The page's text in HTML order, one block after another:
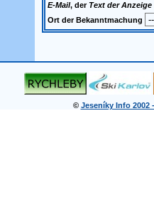
E-Mail, der Text der Anzeige
Ort der Bekanntmachung
© Jeseníky Info 2002